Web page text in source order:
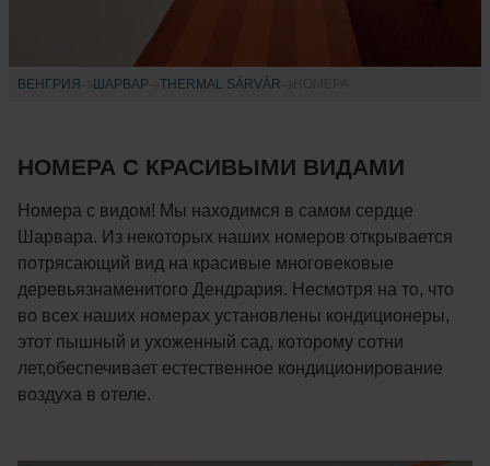
ВЕНГРИЯ ШАРВАР THERMAL SÁRVÁR
НОМЕРА С КРАСИВЫМИ ВИДАМИ
Номера с видом! Мы находимся в самом сердце
Шарвара. Из некоторых наших номеров открывается
потрясающий вид на красивые многовековые
деревьязнаменитого Дендрария. Несмотря на то, что
во всех наших номерах установлены кондиционеры,
этот пышный и ухоженный сад, которому сотни
лет,обеспечивает естественное кондиционирование
воздуха в отеле.